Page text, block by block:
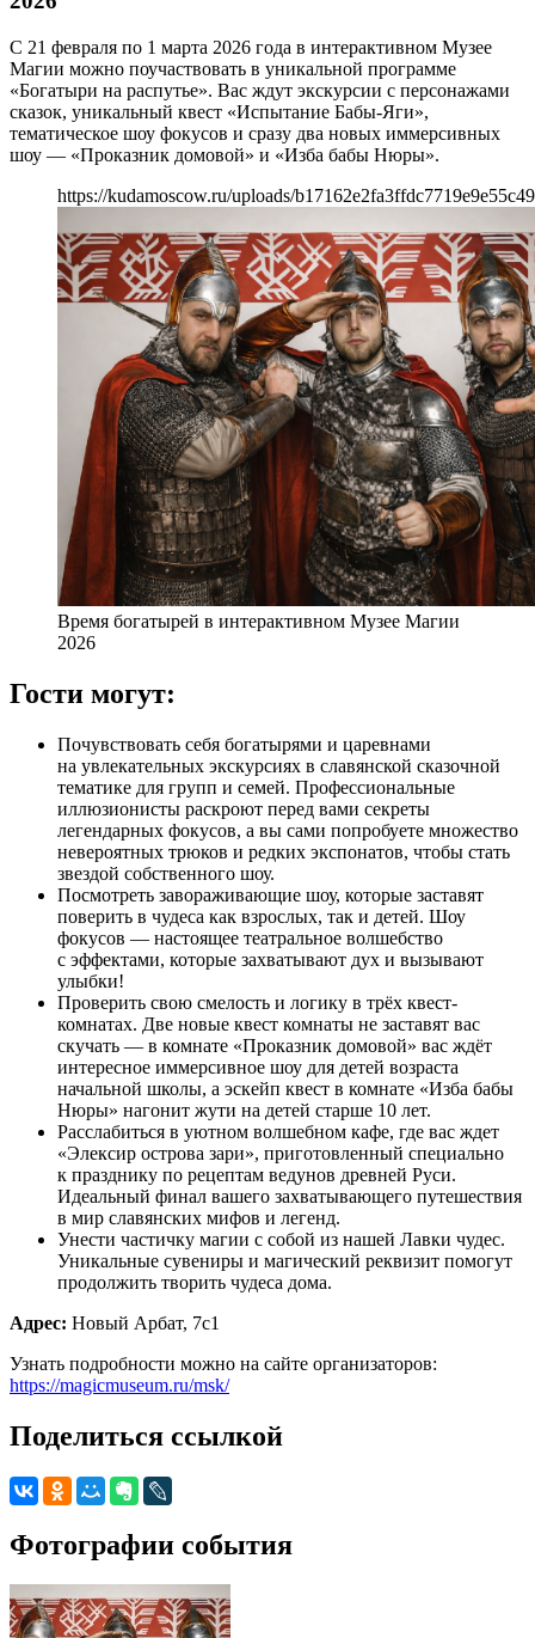
С 21 февраля по 1 марта 2026 года в интерактивном Музее
Магии можно поучаствовать в уникальной программе
«Богатыри на распутье». Вас ждут экскурсии с персонажами
сказок, уникальный квест «Испытание Бабы-Яги»,
тематическое шоу фокусов и сразу два новых иммерсивных
шоу — «Проказник домовой» и «Изба бабы Нюры».
https://kudamoscow.ru/uploads/
Время богатырей в интерактивном Музее Магии
2026
Гости могут:
Почувствовать себя богатырями и царевнами
на увлекательных экскурсиях в славянской сказочной
тематике для групп и семей. Профессиональные
иллюзионисты раскроют перед вами секреты
легендарных фокусов, а вы сами попробуете множество
невероятных трюков и редких экспонатов, чтобы стать
звездой собственного шоу.
Посмотреть завораживающие шоу, которые заставят
поверить в чудеса как взрослых, так и детей. Шоу
фокусов — настоящее театральное волшебство
с эффектами, которые захватывают дух и вызывают
улыбки!
Проверить свою смелость и логику в трёх квест-
комнатах. Две новые квест комнаты не заставят вас
скучать — в комнате «Проказник домовой» вас ждёт
интересное иммерсивное шоу для детей возраста
начальной школы, а эскейп квест в комнате «Изба бабы
Нюры» нагонит жути на детей старше 10 лет.
Расслабиться в уютном волшебном кафе, где вас ждет
«Элексир острова зари», приготовленный специально
к празднику по рецептам ведунов древней Руси.
Идеальный финал вашего захватывающего путешествия
в мир славянских мифов и легенд.
Унести частичку магии с собой из нашей Лавки чудес.
Уникальные сувениры и магический реквизит помогут
продолжить творить чудеса дома.
Адрес: Новый Арбат, 7с1
Узнать подробности можно на сайте организаторов:
https://magicmuseum.ru/msk/
Поделиться ссылкой
Фотографии события